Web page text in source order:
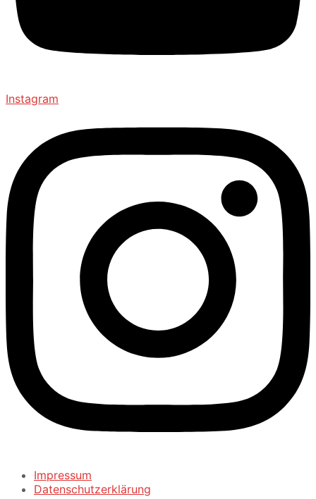
Instagram
Impressum
Datenschutzerklärung